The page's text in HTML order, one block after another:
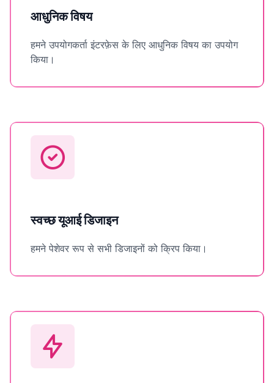
आधुनिक विषय
हमने उपयोगकर्ता इंटरफ़ेस के लिए आधुनिक विषय का उपयोग
किया।
स्वच्छ यूआई डिजाइन
हमने पेशेवर रूप से सभी डिजाइनों को क्रिप किया।